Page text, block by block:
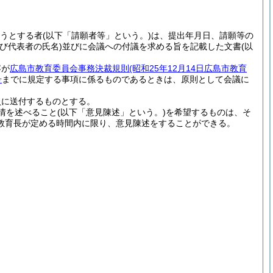
とする者(以下「請願者等」という。)は、提出年月日、請願等の
代表者の氏名)並びに会議への付議を求める旨を記載した文書(以
広島市教育委員会事務決裁規則 (昭和25年12月14日広島市教育
までに規定する事項に係るものであるときは、原則として会議に
送付するものとする。
を述べること(以下「意見陳述」という。)を希望するものは、そ
長が定める時間内に限り、意見陳述をすることができる。